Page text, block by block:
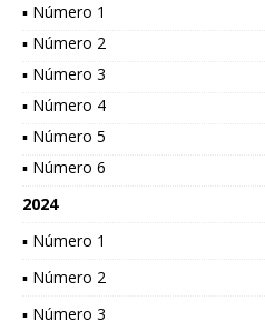
▪ Número 1
▪ Número 2
▪ Número 3
▪ Número 4
▪ Número 5
▪ Número 6
2024
▪ Número 1
▪ Número 2
▪ Número 3